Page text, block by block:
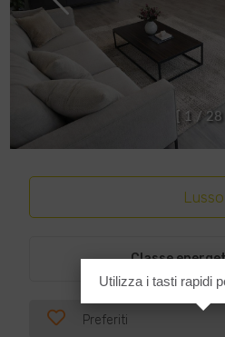
1 / 28
Lusso
Classe
Preferiti
Utilizza i tasti rapidi